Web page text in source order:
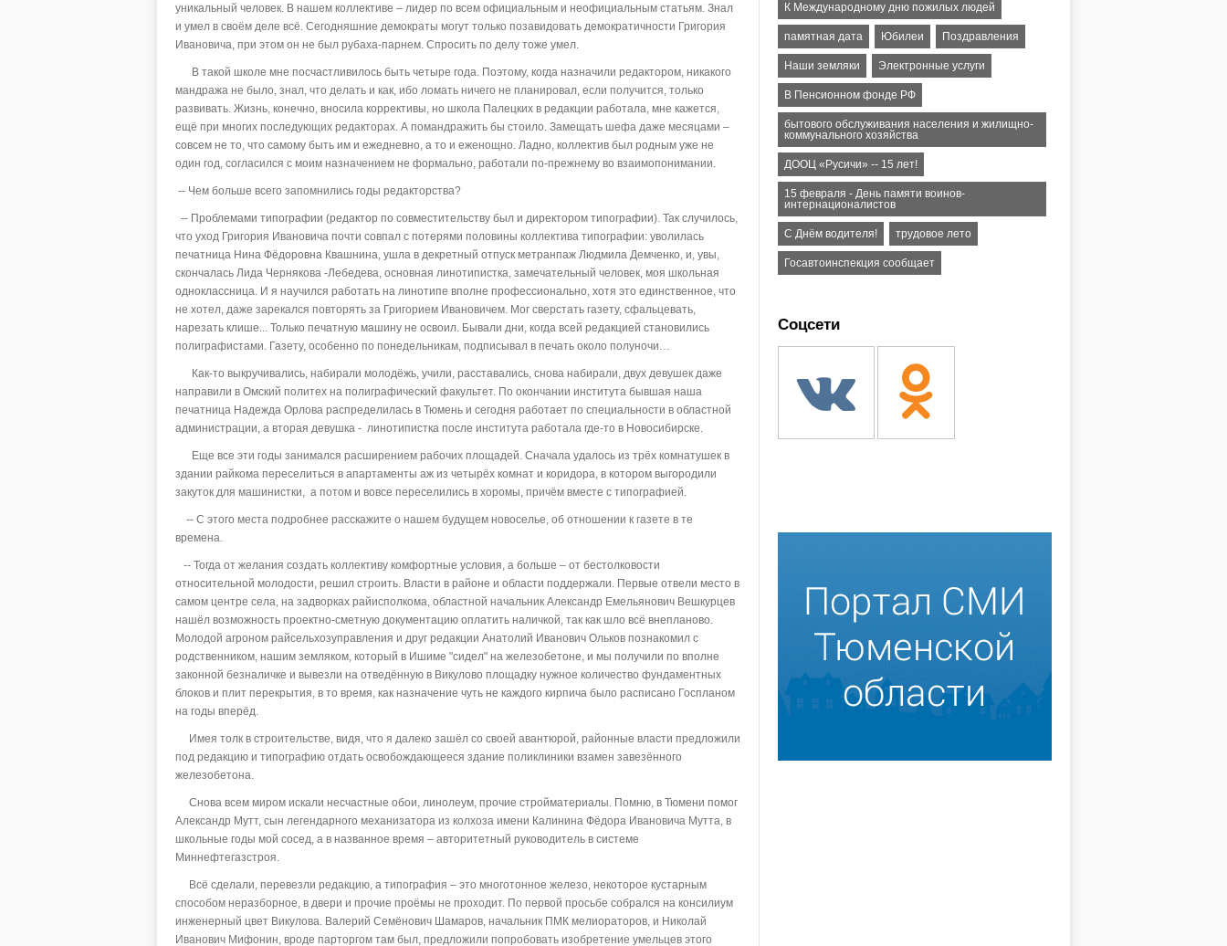
уникальный человек. В нашем коллективе – лидер по всем официальным и неофициальным статьям. Знал
и умел в своём деле всё. Сегодняшние демократы могут только позавидовать демократичности Григория
Ивановича, при этом он не был рубаха-парнем. Спросить по делу тоже умел.
В такой школе мне посчастливилось быть четыре года. Поэтому, когда назначили редактором, никакого
мандража не было, знал, что делать и как, ибо ломать ничего не планировал, если получится, только
развивать. Жизнь, конечно, вносила коррективы, но школа Палецких в редакции работала, мне кажется,
ещё при многих последующих редакторах. А помандражить бы стоило. Замещать шефа даже месяцами –
совсем не то, что самому быть им и ежедневно, а то и еженощно. Ладно, коллектив был родным уже не
один год, согласился с моим назначением не формально, работали по-прежнему во взаимопонимании.
-- Чем больше всего запомнились годы редакторства?
-- Проблемами типографии (редактор по совместительству был и директором типографии). Так случилось,
что уход Григория Ивановича почти совпал с потерями половины коллектива типографии: уволилась
печатница Нина Фёдоровна Квашнина, ушла в декретный отпуск метранпаж Людмила Демченко, и, увы,
скончалась Лида Чернякова -Лебедева, основная линотипистка, замечательный человек, моя школьная
одноклассница. И я научился работать на линотипе вполне профессионально, хотя это единственное, что
не хотел, даже зарекался повторять за Григорием Ивановичем. Мог сверстать газету, сфальцевать,
нарезать клише... Только печатную машину не освоил. Бывали дни, когда всей редакцией становились
полиграфистами. Газету, особенно по понедельникам, подписывал в печать около полуночи…
Как-то выкручивались, набирали молодёжь, учили, расставались, снова набирали, двух девушек даже
направили в Омский политех на полиграфический факультет. По окончании института бывшая наша
печатница Надежда Орлова распределилась в Тюмень и сегодня работает по специальности в областной
администрации, а вторая девушка - линотипистка после института работала где-то в Новосибирске.
Еще все эти годы занимался расширением рабочих площадей. Сначала удалось из трёх комнатушек в
здании райкома переселиться в апартаменты аж из четырёх комнат и коридора, в котором выгородили
закуток для машинистки, а потом и вовсе переселились в хоромы, причём вместе с типографией.
-- С этого места подробнее расскажите о нашем будущем новоселье, об отношении к газете в те
времена.
-- Тогда от желания создать коллективу комфортные условия, а больше – от бестолковости
относительной молодости, решил строить. Власти в районе и области поддержали. Первые отвели место в
самом центре села, на задворках райисполкома, областной начальник Александр Емельянович Вешкурцев
нашёл возможность проектно-сметную документацию оплатить наличкой, так как шло всё внепланово.
Молодой агроном райсельхозуправления и друг редакции Анатолий Иванович Ольков познакомил с
родственником, нашим земляком, который в Ишиме "сидел" на железобетоне, и мы получили по вполне
законной безналичке и вывезли на отведённую в Викулово площадку нужное количество фундаментных
блоков и плит перекрытия, в то время, как назначение чуть не каждого кирпича было расписано Госпланом
на годы вперёд.
Имея толк в строительстве, видя, что я далеко зашёл со своей авантюрой, районные власти предложили
под редакцию и типографию отдать освобождающееся здание поликлиники взамен завезённого
железобетона.
Снова всем миром искали несчастные обои, линолеум, прочие стройматериалы. Помню, в Тюмени помог
Александр Мутт, сын легендарного механизатора из колхоза имени Калинина Фёдора Ивановича Мутта, в
школьные годы мой сосед, а в названное время – авторитетный руководитель в системе
Миннефтегазстроя.
Всё сделали, перевезли редакцию, а типография – это многотонное железо, некоторое кустарным
способом неразборное, в двери и прочие проёмы не проходит. По первой просьбе собрался на консилиум
инженерный цвет Викулова. Валерий Семёнович Шамаров, начальник ПМК мелиораторов, и Николай
Иванович Мифонин, вроде парторгом там был, предложили попробовать изобретение умельцев этого
К Международному дню пожилых людей
памятная дата Юбилеи Поздравления
Наши земляки Электронные услуги
В Пенсионном фонде РФ
бытового обслуживания населения и жилищно-
коммунального хозяйства
ДООЦ «Русичи» -- 15 лет!
15 февраля - День памяти воинов-
интернационалистов
С Днём водителя! трудовое лето
Госавтоинспекция сообщает
Соцсети